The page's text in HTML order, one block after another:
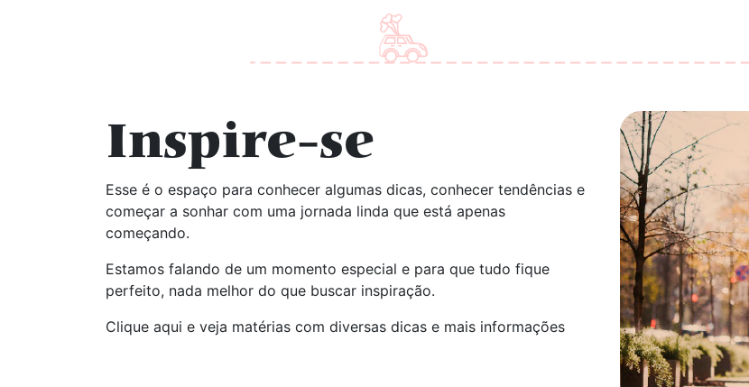
Inspire-se
Esse é o espaço para conhecer algumas dicas, conhecer tendências e
começar a sonhar com uma jornada linda que está apenas
começando.
Estamos falando de um momento especial e para que tudo fique
perfeito, nada melhor do que buscar inspiração.
Clique aqui e veja matérias com diversas dicas e mais informações